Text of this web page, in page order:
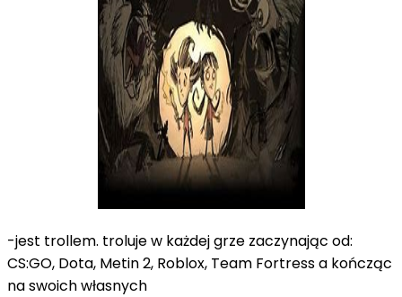
-jest trollem. troluje w każdej grze zaczynając od:
CS:GO, Dota, Metin 2, Roblox, Team Fortress a kończąc
na swoich własnych